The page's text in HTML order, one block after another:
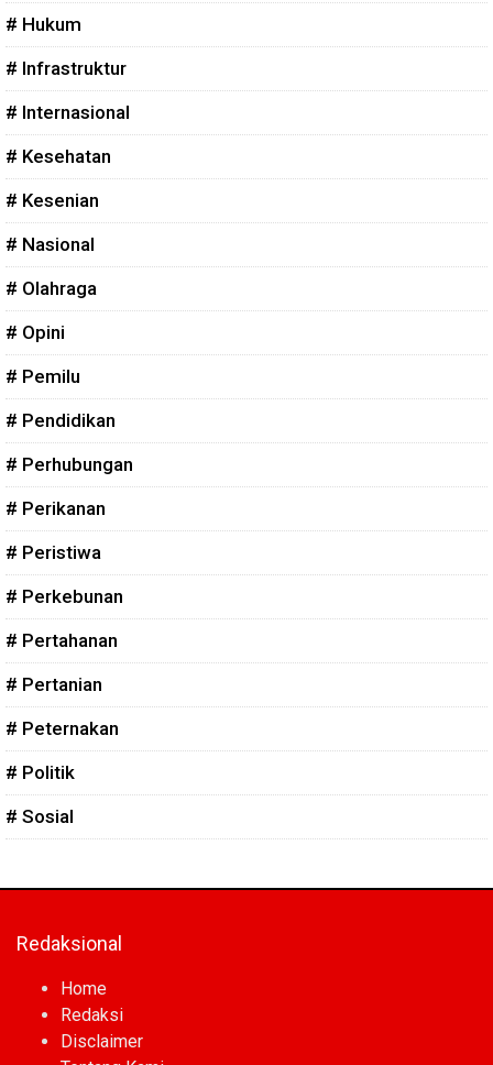
# Hukum
# Infrastruktur
# Internasional
# Kesehatan
# Kesenian
# Nasional
# Olahraga
# Opini
# Pemilu
# Pendidikan
# Perhubungan
# Perikanan
# Peristiwa
# Perkebunan
# Pertahanan
# Pertanian
# Peternakan
# Politik
# Sosial
Redaksional
Home
Redaksi
Disclaimer